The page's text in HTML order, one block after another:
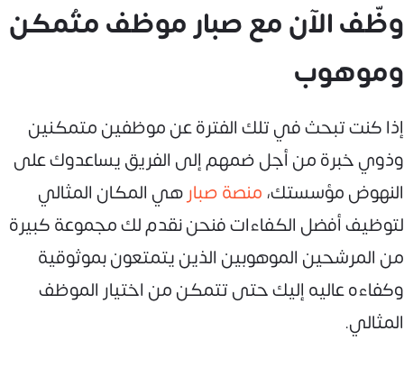
وظّف الآن مع صبار موظف متُمكن
وموهوب
إذا كنت تبحث في تلك الفترة عن موظفين متمكنين
وذوي خبرة من أجل ضمهم إلى الفريق يساعدوك على
النهوض مؤسستك،منصة صبارهي المكان المثالي
لتوظيف أفضل الكفاءات فنحن نقدم لك مجموعة كبيرة
من المرشحين الموهوبين الذين يتمتعون بموثوقية
وكفاءه عاليه إليك حتى تتمكن من اختيار الموظف
المثالي.